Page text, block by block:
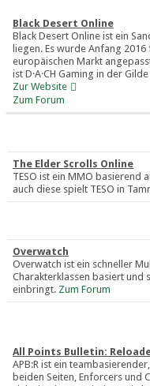
Black Desert Online
Black Desert Online ist ein
liegen. Es wurde Anfang
europäischen Markt
ist D·A·CH Gaming in der
Zur Website
Zum Forum
The Elder Scrolls Online
TESO ist ein MMO basierend
auch diese spielt TESO in
Overwatch
Overwatch ist ein schneller
Charakterklassen basiert und
einbringt. Zum Forum
All Points Bulletin:
APB:R ist ein
beiden Seiten, Enforcers und